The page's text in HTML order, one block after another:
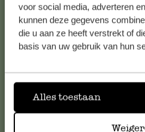
voor social media, adverteren
kunnen deze gegevens
die u aan ze heeft verstrekt of
basis van uw gebruik van hun
Alles toestaan
Service
Pour toute question ou demande
veuillez contacter notre service
serviceclientele@dille-